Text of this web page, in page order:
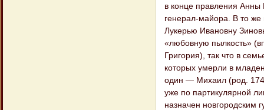
в конце правления Анны
генерал-майора. В то же
Лукерью Ивановну
«любовную пылкость»
Григория), так что в
которых умерли в
один — Михаил (род.
уже по партикулярной
назначен новгородским